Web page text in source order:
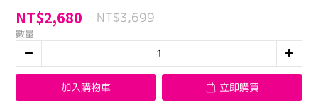
NT$2,680 NT$3,699
數量
加入購物車 立即購買